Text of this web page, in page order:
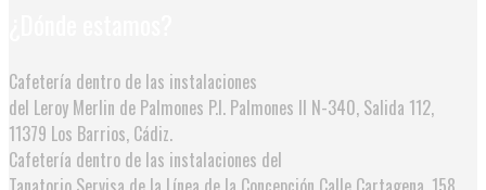
Cafetería dentro de las instalaciones
del Leroy Merlin de Palmones P.I. Palmones II N-340, Salida 112,
11379 Los Barrios, Cádiz.
Cafetería dentro de las instalaciones del